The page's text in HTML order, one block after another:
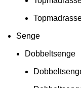
Senge
Dobbeltsenge